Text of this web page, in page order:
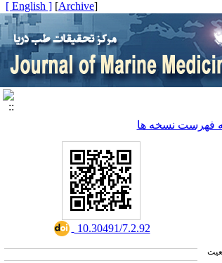
[
Archive
]
[ English ]
فهرست نسخه ها
‎ 10.30491/7.2.92